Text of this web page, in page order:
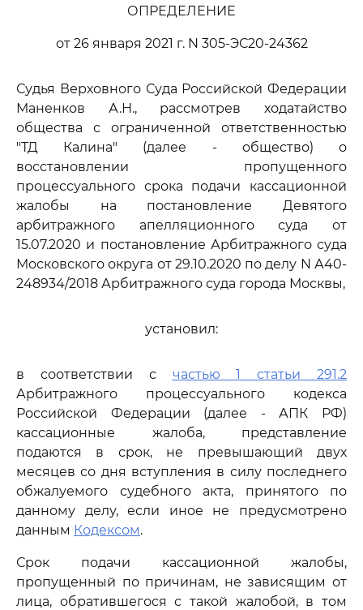
ОПРЕДЕЛЕНИЕ
от 26 января 2021 г. N 305-ЭС20-24362
Судья Верховного Суда Российской Федерации
Маненков А.Н., рассмотрев ходатайство
общества с ограниченной ответственностью
"ТД Калина" (далее - общество) о
восстановлении пропущенного
процессуального срока подачи кассационной
жалобы на постановление Девятого
арбитражного апелляционного суда от
15.07.2020 и постановление Арбитражного суда
Московского округа от 29.10.2020 по делу N А40-
248934/2018 Арбитражного суда города Москвы,
установил:
в соответствии с частью 1 статьи 291.2
Арбитражного процессуального кодекса
Российской Федерации (далее - АПК РФ)
кассационные жалоба, представление
подаются в срок, не превышающий двух
месяцев со дня вступления в силу последнего
обжалуемого судебного акта, принятого по
данному делу, если иное не предусмотрено
данным Кодексом.
Срок подачи кассационной жалобы,
пропущенный по причинам, не зависящим от
лица, обратившегося с такой жалобой, в том